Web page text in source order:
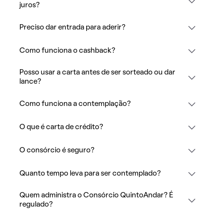
juros?
Preciso dar entrada para aderir?
Como funciona o cashback?
Posso usar a carta antes de ser sorteado ou dar
lance?
Como funciona a contemplação?
O que é carta de crédito?
O consórcio é seguro?
Quanto tempo leva para ser contemplado?
Quem administra o Consórcio QuintoAndar? É
regulado?